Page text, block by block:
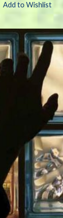
Add to Wishlist